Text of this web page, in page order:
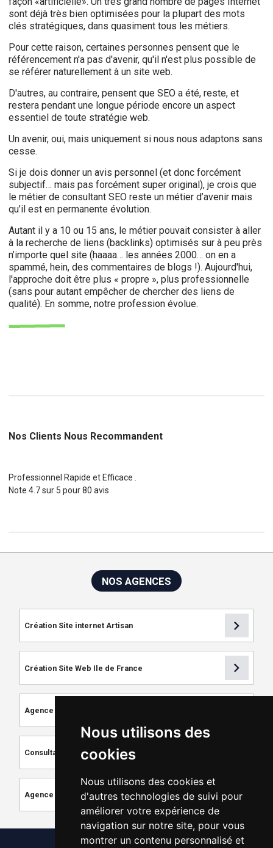
Nous utilisons des
cookies
Nous utilisons des cookies et
d'autres technologies de suivi pour
améliorer votre expérience de
navigation sur notre site, pour vous
montrer un contenu personnalisé et
sont déjà très bien optimisées pour la plupart des mots
clés stratégiques, dans quasiment tous les métiers.
Pour cette raison, certaines personnes pensent que le
référencement n'a pas d'avenir, qu'il n'est plus possible de
se référer naturellement à un site web.
D'autres, au contraire, pensent que SEO a été, reste, et
restera pendant une longue période encore un aspect
essentiel de toute stratégie web.
Un avenir, oui, mais uniquement si nous nous adaptons sans
cesse.
Si je dois donner un avis personnel (et donc forcément
subjectif… mais pas forcément super original), je crois que
le métier de consultant SEO reste un métier d’avenir mais
qu’il est en permanente évolution.
Autant il y a 10 ou 15 ans, le métier pouvait consister à aller
à la recherche de liens (backlinks) optimisés sur à peu près
n’importe quel site (haaaa… les années 2000… on en a
spammé, hein, des commentaires de blogs !). Aujourd'hui,
l'approche doit être plus « propre », plus professionnelle
(sans pour autant empêcher de chercher des liens de
qualité). En somme, notre profession évolue.
Nos Clients Nous Recommandent
Professionnel Rapide et Efficace .
Note4.7sur 5 pour80 avis
NOS AGENCES
Création Site internet Artisan chevron_right
Création Site Web Ile de France chevron_right
Agence de Référencement
Consultant SEO
Agence de Création de Site Internet chevron_right